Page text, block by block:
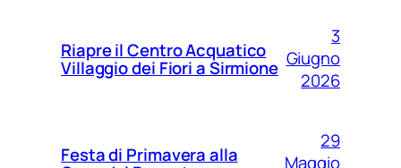
Riapre il Centro Acquatico
Villaggio dei Fiori a Sirmione
3
Giugno
2026
Festa di Primavera alla
29
Maggio